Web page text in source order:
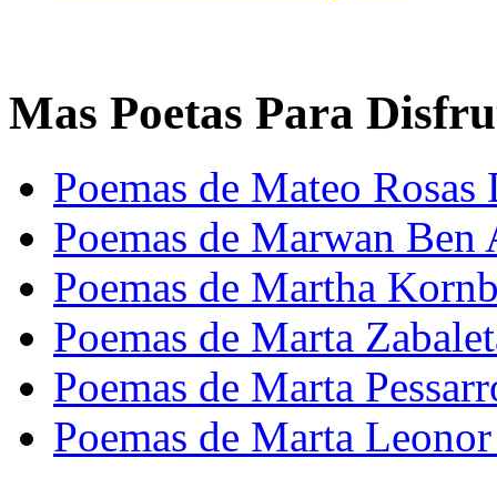
Mas Poetas Para
Poemas de Mateo Rosas
Poemas de Marwan
Poemas de Martha
Poemas de Marta
Poemas de Marta
Poemas de Marta